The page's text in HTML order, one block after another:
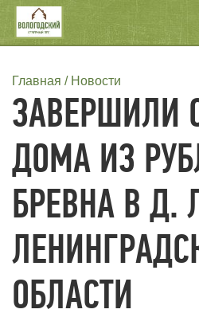
СТРОКА
НАВИГАЦИИ
Главная Новости
ЗАВЕРШИЛИ
ДОМА ИЗ
БРЕВНА В Д.
ОБЛАСТИ